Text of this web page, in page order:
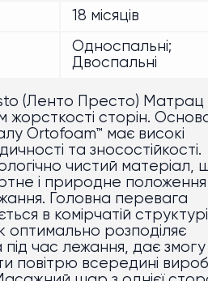
18 місяців
Односпальні;
Двоспальні
(Ленто Престо) Матрац
жорсткості сторін.
Ortofoam™ має високі
та зносостійкості.
чистий матеріал,
і природне положення
Головна перевага
в комірчатій
оптимально розподіляє
під час лежання, дає змогу
повітрю всередині